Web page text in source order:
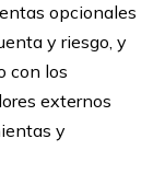
opcionales
y riesgo, y
con los
externos
y